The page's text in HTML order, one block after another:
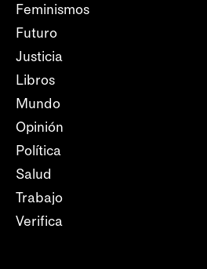
Feminismos
Futuro
Justicia
Libros
Mundo
Opinión
Política
Salud
Trabajo
Verifica